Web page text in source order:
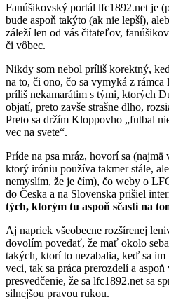
Fanúšikovský portál lfc1892.net je
bude aspoň takýto (ak nie lepší),
záleží len od vás čitateľov,
či vôbec.
Nikdy som nebol príliš korektný,
na to, či ono, čo sa vymyká z
príliš nekamarátim s tými, ktorých
objatí, preto zavše strašne dlho,
Preto sa držím Kloppovho „futbal
vec na svete“.
Príde na psa mráz, hovorí sa
ktorý iróniu používa takmer stále,
nemyslím, že je čím), čo weby o
do Česka a na Slovenska prišiel
tých, ktorým tu aspoň sčasti na
Aj napriek všeobecne rozšírenej
dovolím povedať, že mať okolo
takých, ktorí to nezabalia, keď sa
veci, tak sa práca prerozdelí a
presvedčenie, že sa lfc1892.net sa
silnejšou pravou rukou.